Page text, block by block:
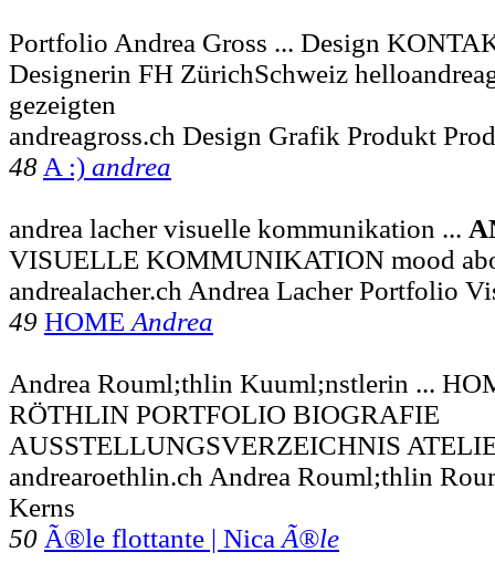
Portfolio Andrea Gross ... Design
Designerin FH ZürichSchweiz
gezeigten
andreagross.ch Design Grafik Produkt
48 A :) andrea
andrea lacher visuelle kommunikation ...
VISUELLE KOMMUNIKATION mood
andrealacher.ch Andrea Lacher Portfolio
49 HOME Andrea
Andrea Rouml;thlin Kuuml;nstlerin ...
RÖTHLIN PORTFOLIO BIOGRAFIE
AUSSTELLUNGSVERZEICHNIS
andrearoethlin.ch Andrea Rouml;thlin
Kerns
50 Ã®le flottante | Nica Ã®le